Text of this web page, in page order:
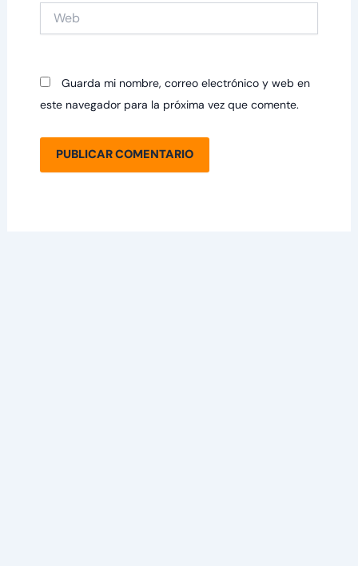
Guarda mi nombre, correo electrónico y web en
este navegador para la próxima vez que comente.